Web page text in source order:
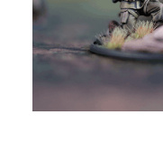
Pantheon